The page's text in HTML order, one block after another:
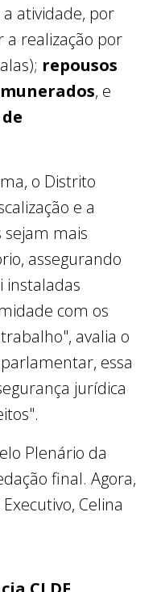
atividade, por
a realização por
repousos
, e
o Distrito
e a
sejam mais
assegurando
instaladas
com os
avalia o
essa
jurídica
Plenário da
final. Agora,
Celina